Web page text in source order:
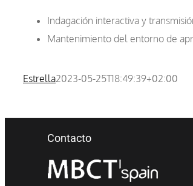
Indagación interactiva y
Mantenimiento del entorno de
Estrella2023-05-25T18:49:39+02:00
Contacto